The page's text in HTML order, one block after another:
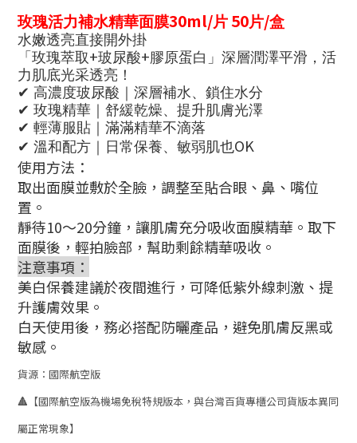
玫瑰活力補水精華面膜30ml/片 50片/盒
水嫩透亮直接開外掛
「玫瑰萃取+玻尿酸+膠原蛋白」深層潤澤平滑，活
力肌底光采透亮！
✔ 高濃度玻尿酸｜深層補水、鎖住水分
✔ 玫瑰精華｜舒緩乾燥、提升肌膚光澤
✔ 輕薄服貼｜滿滿精華不滴落
✔ 溫和配方｜日常保養、敏弱肌也OK
使用方法：
取出面膜並敷於全臉，調整至貼合眼、鼻、嘴位
置。
靜待10～20分鐘，讓肌膚充分吸收面膜精華。取下
面膜後，輕拍臉部，幫助剩餘精華吸收。
注意事項：
美白保養建議於夜間進行，可降低紫外線刺激、提
升護膚效果。
白天使用後，務必搭配防曬產品，避免肌膚反黑或
敏感。
貨源：國際航空版
🔺 【國際航空版為機場免稅特規版本，與台灣百貨專櫃公司貨版本異同
屬正常現象】